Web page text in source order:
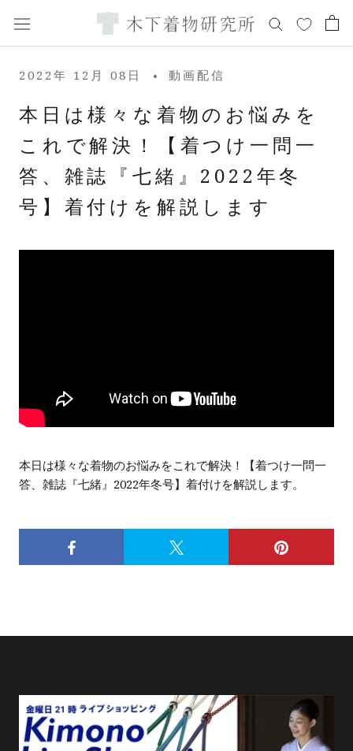
ッ
2022年 12月 08日 動画配信
本日は様々な着物のお悩みを
これで解決！【着つけ一問一
答、雑誌『七緒』2022年冬
号】着付けを解説します
本日は様々な着物のお悩みをこれで解決！【着つけ一問一
答、雑誌『七緒』2022年冬号】着付けを解説します。